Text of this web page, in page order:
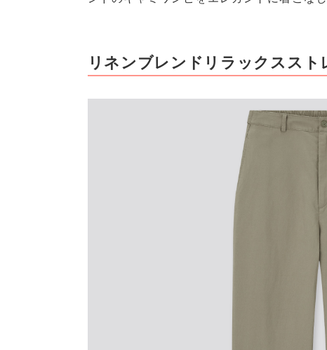
リネンブレンドリラックススト